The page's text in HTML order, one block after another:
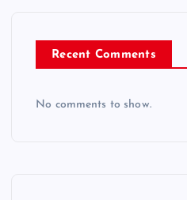
Recent Comments
No comments to show.